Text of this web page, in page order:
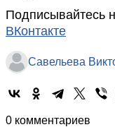
Подписывайтесь
ВКонтакте
Савельева
0 комментариев